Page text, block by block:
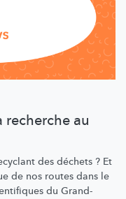
au
des déchets ? Et
de nos routes dans le
du Grand-